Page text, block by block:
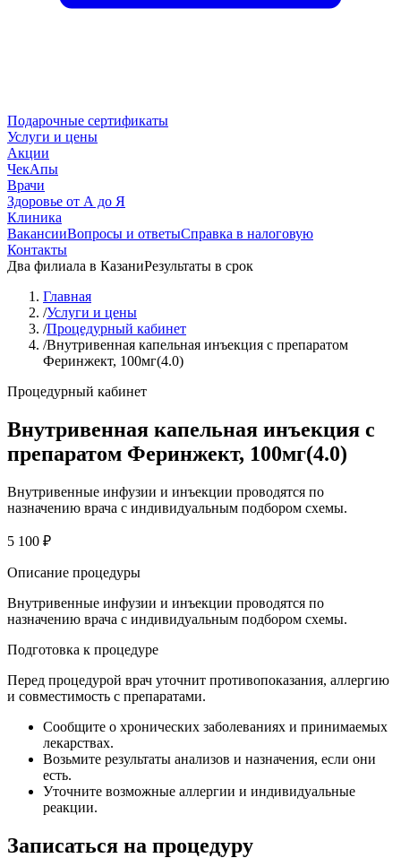
Подарочные сертификаты
Услуги и цены
Акции
ЧекАпы
Врачи
Здоровье от А до Я
Клиника
ВакансииВопросы и ответыСправка в налоговую
Контакты
Два филиала в КазаниРезультаты в срок
Главная
/Услуги и цены
/Процедурный кабинет
/Внутривенная капельная инъекция с препаратом
Феринжект, 100мг(4.0)
Процедурный кабинет
Внутривенная капельная инъекция с
препаратом Феринжект, 100мг(4.0)
Внутривенные инфузии и инъекции проводятся по
назначению врача с индивидуальным подбором схемы.
5 100 ₽
Описание процедуры
Внутривенные инфузии и инъекции проводятся по
назначению врача с индивидуальным подбором схемы.
Подготовка к процедуре
Перед процедурой врач уточнит противопоказания, аллергию
и совместимость с препаратами.
Сообщите о хронических заболеваниях и принимаемых
лекарствах.
Возьмите результаты анализов и назначения, если они
есть.
Уточните возможные аллергии и индивидуальные
реакции.
Записаться на процедуру